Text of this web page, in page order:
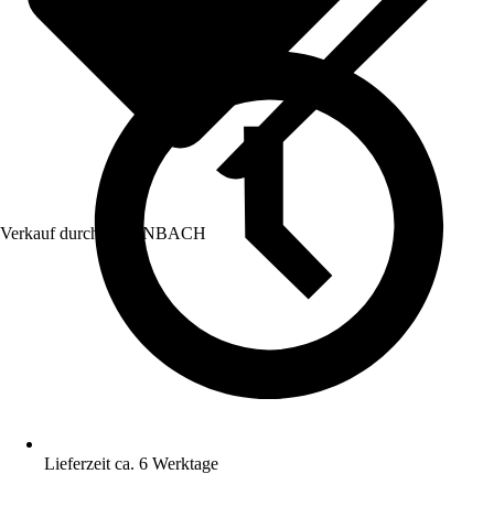
Verkauf durch: HORNBACH
Lieferzeit ca. 6 Werktage